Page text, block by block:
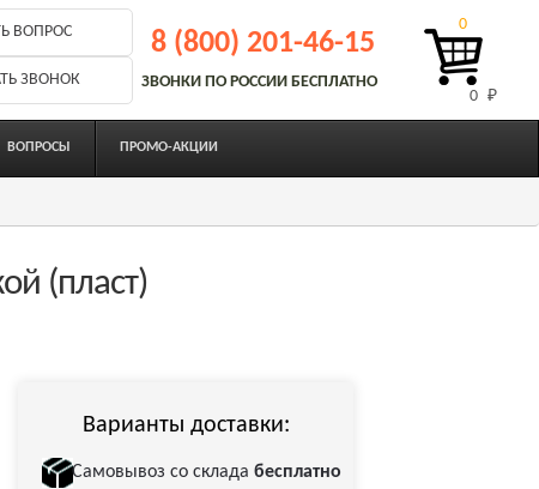
ВОПРОС
ЗВОНОК
8 (800) 201-46-15
ЗВОНКИ ПО РОССИИ БЕСПЛАТНО
0 ₽
0
ВОПРОСЫ ПРОМО-АКЦИИ
(пласт)
Варианты доставки:
Самовывоз со складабесплатно